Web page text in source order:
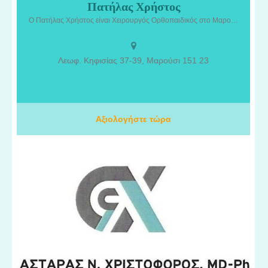
Πατήλας Χρήστος είναι Χειρουργός Ορθοπαιδικός στο Μαρούσι
και Επιμελητής Β’ Ορθοπαιδικής Κλινικής του ΙΑΣΩ. Παρέχει
αντιμετώπιση και τη θεραπεία παθήσεων και τραυματισμών του
σύγχρονη ιατρική προσέγγιση, αντιμετωπίζει ορθοπαιδικές
αθλητικών κακώσεων. Κάθε περιστατικό αξιολογείται
εξατομικευμένα, με στόχο την επιλογή της κατάλληλης
Πατήλας Χρήστος
Ο Πατήλας Χρήστος είναι Χειρουργός Ορθοπαιδικός στο Μαρούσι και Επιμελητής Β' Ορθοπαιδικής Κλινικής ΙΑΣΩ. Διάγνωση και αντιμετώπιση ορθοπαιδικών παθήσεων και τραυματισμών.
Λεωφ. Κηφισίας 37-39, Μαρούσι 151 23
Αξιολογήστε τώρα